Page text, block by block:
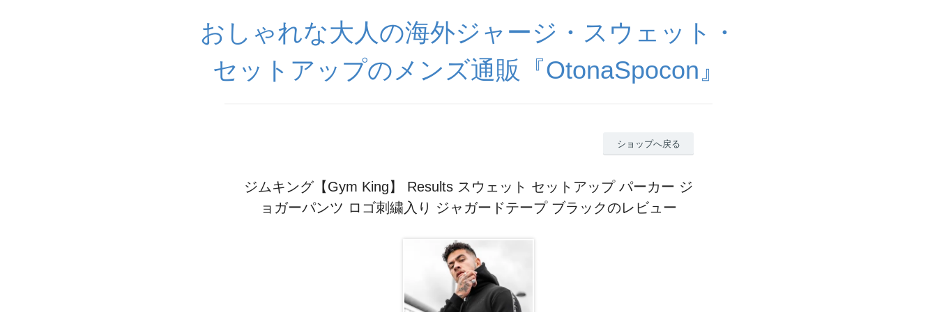
おしゃれな大人の海外ジャージ・スウェット・
セットアップのメンズ通販『OtonaSpocon』
ショップへ戻る
ジムキング【Gym King】 Results スウェット セットアップ パーカー ジ
ョガーパンツ ロゴ刺繍入り ジャガードテープ ブラックのレビュー